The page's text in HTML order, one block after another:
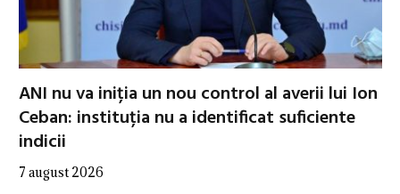
ANI nu va iniția un nou control al averii lui Ion
Ceban: instituția nu a identificat suficiente
indicii
7 august 2026